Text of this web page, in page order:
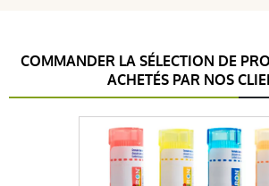
anonymous a. publié le 15 mai 2020 suite à
5 / 5
produit conforme et que je commande
COMMANDER LA SÉLECTION DE
ACHETÉS PAR NOS